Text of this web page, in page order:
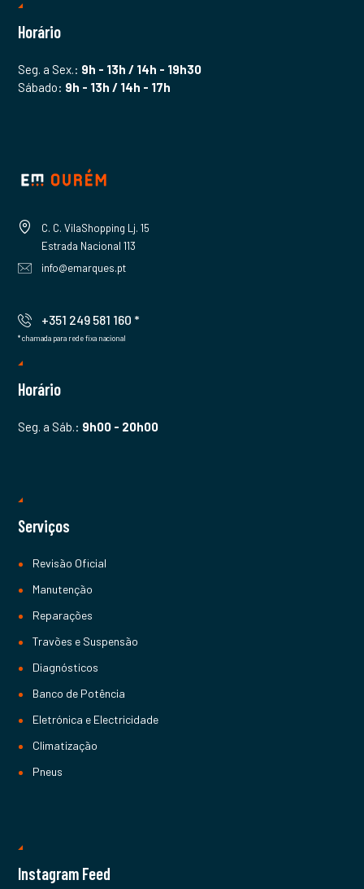
Horário
Seg. a Sex.: 9h - 13h / 14h - 19h30
Sábado: 9h - 13h / 14h - 17h
C. C. VilaShopping Lj. 15
Estrada Nacional 113
info@emarques.pt
+351 249 581 160 *
* chamada para rede fixa nacional
Horário
Seg. a Sáb.: 9h00 - 20h00
Serviços
Revisão Oficial
Manutenção
Reparações
Travões e Suspensão
Diagnósticos
Banco de Potência
Eletrónica e Electricidade
Climatização
Pneus
Instagram Feed